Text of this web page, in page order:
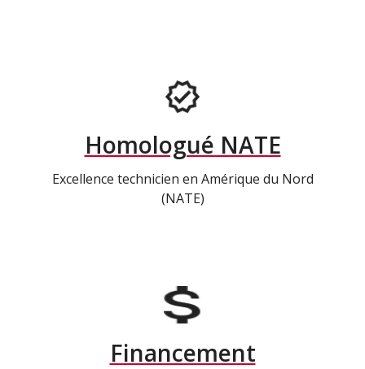
Homologué NATE
Excellence technicien en Amérique du Nord
(NATE)
Financement